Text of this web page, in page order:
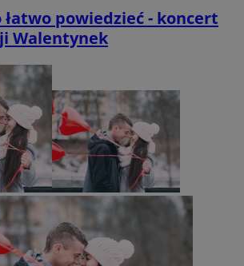
łatwo powiedzieć - koncert
Walentynek